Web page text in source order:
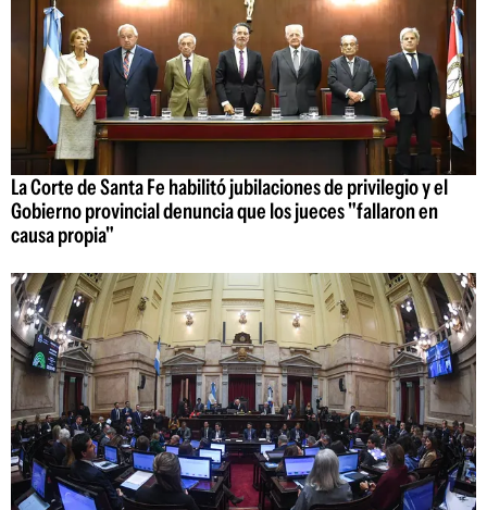
La Corte de Santa Fe habilitó jubilaciones de privilegio y el
Gobierno provincial denuncia que los jueces "fallaron en
causa propia"